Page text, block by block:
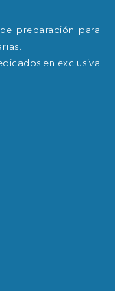
preparación para
en exclusiva